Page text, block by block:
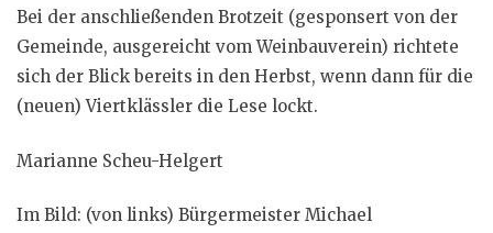
Bei der anschließenden Brotzeit (gesponsert von der
Gemeinde, ausgereicht vom Weinbauverein) richtete
sich der Blick bereits in den Herbst, wenn dann für die
(neuen) Viertklässler die Lese lockt.
Marianne Scheu-Helgert
Im Bild: (von links) Bürgermeister Michael